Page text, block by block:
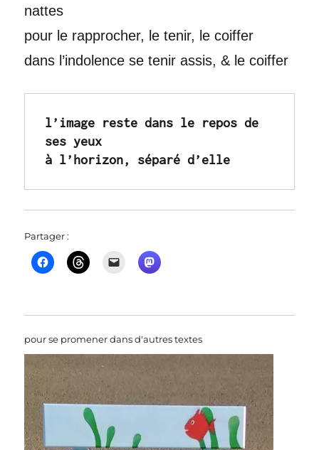
nattes
pour le rapprocher, le tenir, le coiffer
dans l’indolence se tenir assis, & le coiffer
l’image reste dans le repos de
ses yeux
à l’horizon, séparé d’elle
Partager :
pour se promener dans d'autres textes